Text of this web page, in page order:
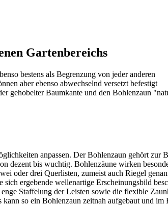
Gartenbereichs
bestens als Begrenzung von jeder anderen
aber ebenso abwechselnd versetzt befestigt
gehobelter Baumkante und den Bohlenzaun
anpassen. Der Bohlenzaun gehört zur
dezent bis wuchtig. Bohlenzäune wirken
oder drei Querlisten, zumeist auch Riegel
ergebende wellenartige Erscheinungsbild
Staffelung der Leisten sowie die flexible
so ein Bohlenzaun zeitnah aufgebaut und im